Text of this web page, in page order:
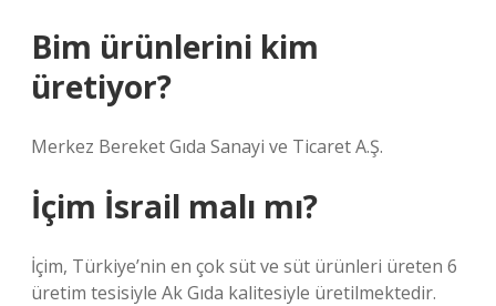
Bim ürünlerini kim
üretiyor?
Merkez Bereket Gıda Sanayi ve Ticaret A.Ş.
İçim İsrail malı mı?
İçim, Türkiye’nin en çok süt ve süt ürünleri üreten 6
üretim tesisiyle Ak Gıda kalitesiyle üretilmektedir.